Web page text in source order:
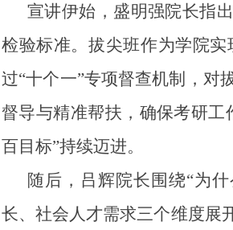
宣讲伊始，盛明强院长指
检验标准。拔尖班作为学院实
过“十个一”专项督查机制，对
督导与精准帮扶，确保考研工
百目标”持续迈进。
随后，吕辉院长围绕“为
长、社会人才需求三个维度展